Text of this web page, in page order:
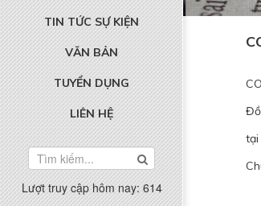
TIN TỨC SỰ KIỆN
VĂN BẢN
TUYỂN DỤNG
LIÊN HỆ
Lượt truy cập hôm nay: 614
tại